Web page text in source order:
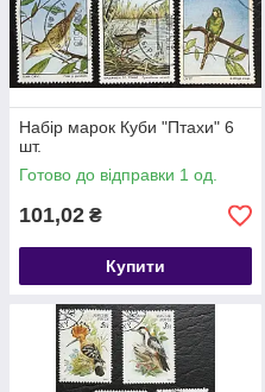
Набір марок Куби "Птахи" 6
шт.
Готово до відправки 1 од.
101,02 ₴
Купити